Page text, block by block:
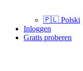
🇵🇱 Polski
Inloggen
Gratis proberen